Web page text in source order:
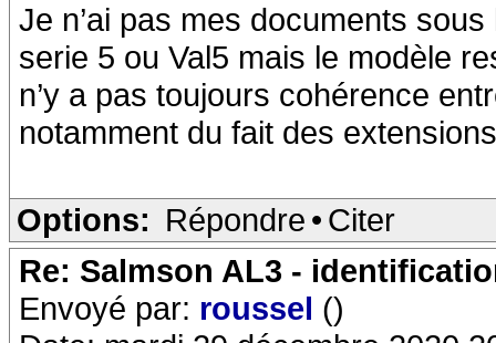
Je n’ai pas mes documents
serie 5 ou Val5 mais le modèle
n’y a pas toujours cohérence
notamment du fait des
Options: Répondre • Citer
Re: Salmson AL3 -
Envoyé par: roussel ()